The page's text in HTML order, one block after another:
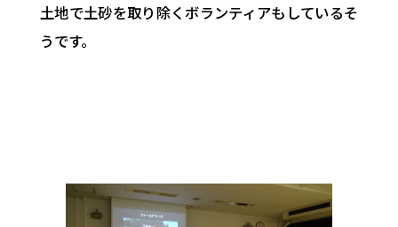
土地で土砂を取り除くボランティアもしているそ
うです。